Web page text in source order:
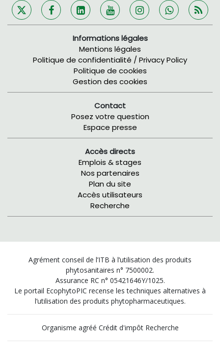
Informations légales
Mentions légales
Politique de confidentialité / Privacy Policy
Politique de cookies
Gestion des cookies
Contact
Posez votre question
Espace presse
Accès directs
Emplois & stages
Nos partenaires
Plan du site
Accès utilisateurs
Recherche
Agrément conseil de l’ITB à l’utilisation des produits
phytosanitaires n° 7500002.
Assurance RC n° 05421646Y/1025.
Le portail EcophytoPIC recense les techniques alternatives à
l’utilisation des produits phytopharmaceutiques.
Organisme agréé Crédit d'impôt Recherche